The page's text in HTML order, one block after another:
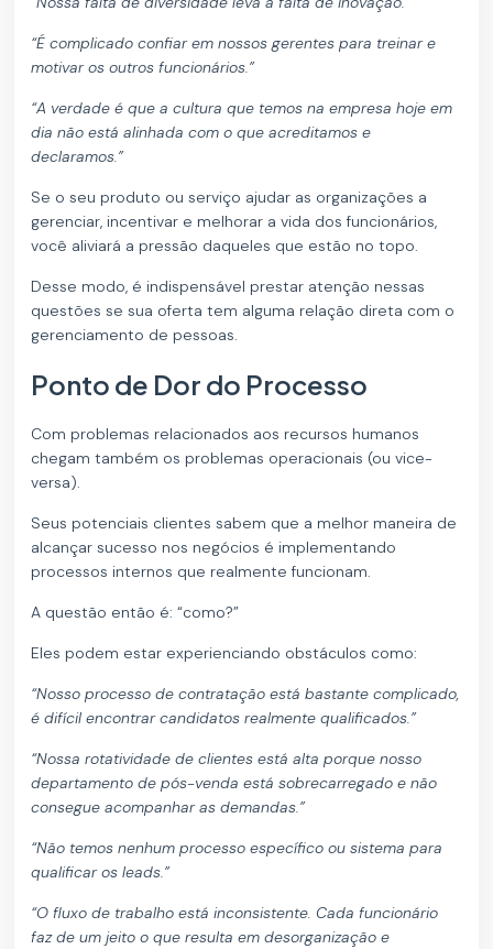
“É complicado confiar em nossos gerentes para treinar e
motivar os outros funcionários.”
“A verdade é que a cultura que temos na empresa hoje em
dia não está alinhada com o que acreditamos e
declaramos.”
Se o seu produto ou serviço ajudar as organizações a
gerenciar, incentivar e melhorar a vida dos funcionários,
você aliviará a pressão daqueles que estão no topo.
Desse modo, é indispensável prestar atenção nessas
questões se sua oferta tem alguma relação direta com o
gerenciamento de pessoas.
Ponto de Dor do Processo
Com problemas relacionados aos recursos humanos
chegam também os problemas operacionais (ou vice-
versa).
Seus potenciais clientes sabem que a melhor maneira de
alcançar sucesso nos negócios é implementando
processos internos que realmente funcionam.
A questão então é: “como?”
Eles podem estar experienciando obstáculos como:
“Nosso processo de contratação está bastante complicado,
é difícil encontrar candidatos realmente qualificados.”
“Nossa rotatividade de clientes está alta porque nosso
departamento de pós-venda está sobrecarregado e não
consegue acompanhar as demandas.”
“Não temos nenhum processo específico ou sistema para
qualificar os leads.”
“O fluxo de trabalho está inconsistente. Cada funcionário
faz de um jeito o que resulta em desorganização e